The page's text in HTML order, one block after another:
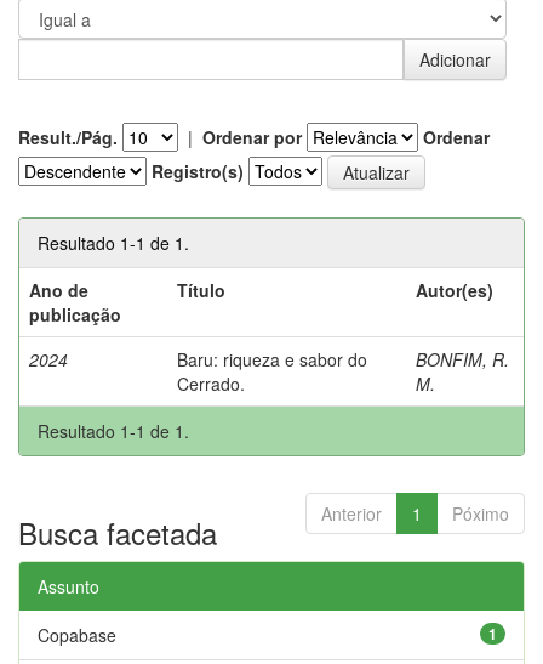
Result./Pág. | Ordenar por
Ordenar
Registro(s)
Resultado 1-1 de 1.
Ano de
publicação
Título Autor(es)
2024
Baru: riqueza e sabor do
Cerrado.
BONFIM, R.
M.
Resultado 1-1 de 1.
Anterior 1 Póximo
Busca facetada
Assunto
1
Copabase